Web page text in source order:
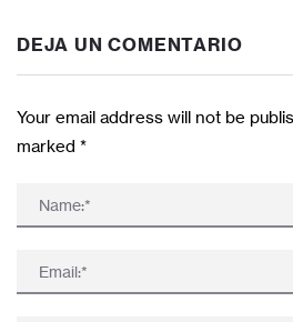
DEJA UN COMENTARIO
Your email address will not be
marked *